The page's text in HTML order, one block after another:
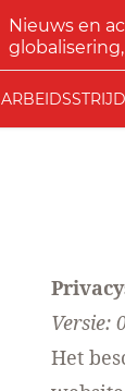
Nieuws en
ARBEIDSSTRIJD
Versie:
Het